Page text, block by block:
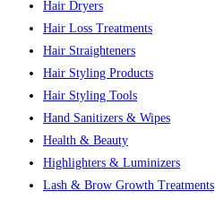
Hair Dryers
Hair Loss Treatments
Hair Straighteners
Hair Styling Products
Hair Styling Tools
Hand Sanitizers & Wipes
Health & Beauty
Highlighters & Luminizers
Lash & Brow Growth Treatments